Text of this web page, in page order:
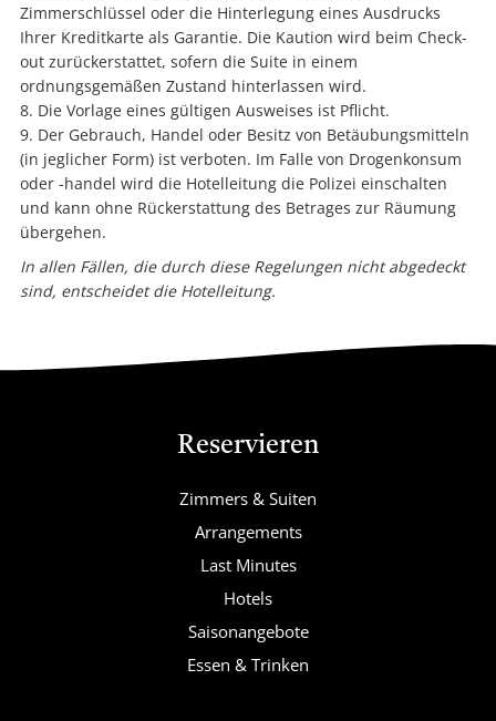
Zimmerschlüssel oder die Hinterlegung eines Ausdrucks
Ihrer Kreditkarte als Garantie. Die Kaution wird beim Check-
out zurückerstattet, sofern die Suite in einem
ordnungsgemäßen Zustand hinterlassen wird.
Die Vorlage eines gültigen Ausweises ist Pflicht.
Der Gebrauch, Handel oder Besitz von Betäubungsmitteln
(in jeglicher Form) ist verboten. Im Falle von Drogenkonsum
oder -handel wird die Hotelleitung die Polizei einschalten
und kann ohne Rückerstattung des Betrages zur Räumung
übergehen.
In allen Fällen, die durch diese Regelungen nicht abgedeckt
sind, entscheidet die Hotelleitung.
Reservieren
Zimmers & Suiten
Arrangements
Last Minutes
Hotels
Saisonangebote
Essen & Trinken